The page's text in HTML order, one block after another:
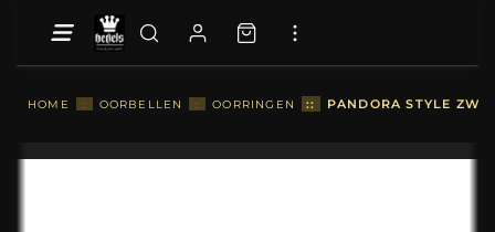
HOME :: OORBELLEN :: OORRINGEN :: PANDORA STYLE